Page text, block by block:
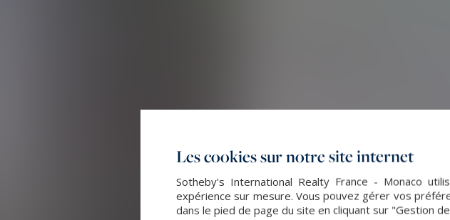
Les cookies sur notre site internet
Sotheby's International Realty France - Monaco
expérience sur mesure. Vous pouvez gérer vos
dans le pied de page du site en cliquant sur "Gestion